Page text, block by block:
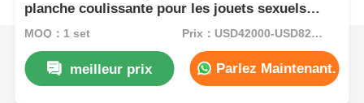
planche coulissante pour les jouets sexuels
pour adultes en silicone Haute efficacité
MOQ：1 set Prix：USD42000-USD82000per set
meilleur prix Parlez Maintenant.